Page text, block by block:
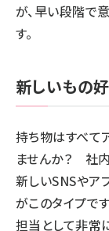
が、早い段階で
す。
新しいもの
持ち物はすべて
ませんか？ 社
新しいSNSやア
がこのタイプで
担当として非常